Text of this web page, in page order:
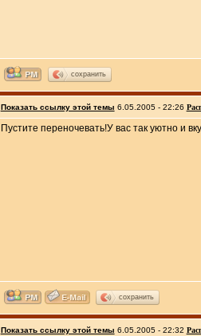
сохранить
Показать ссылку этой темы 6.05.2005 - 22:26
Пустите переночевать!У вас так уютно и
сохранить
Показать ссылку этой темы 6.05.2005 - 22:32